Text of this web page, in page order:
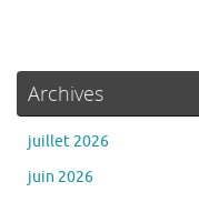
Archives
juillet 2026
juin 2026